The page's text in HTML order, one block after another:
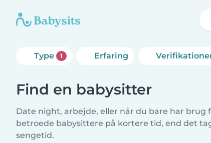
Type 1 Erfaring
Find en babysitter
Date night, arbejde, eller når du bare har brug
betroede babysittere på kortere tid, end det
sengetid.